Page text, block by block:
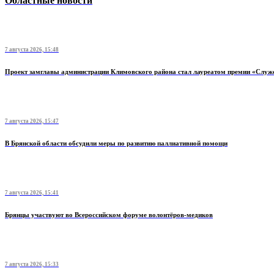
7 августа 2026, 15:48
Проект замглавы администрации Климовского района стал лауреатом премии
7 августа 2026, 15:47
В Брянской области обсудили меры по развитию паллиативной помощи
7 августа 2026, 15:41
Брянцы участвуют во Всероссийском форуме волонтёров-медиков
7 августа 2026, 15:33